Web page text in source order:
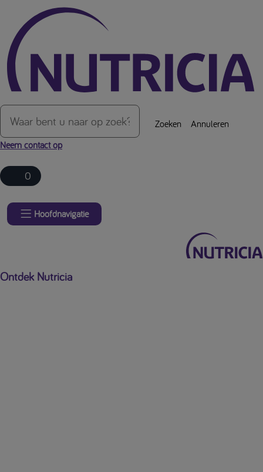
Over de inhoud van de pagina
Zoeken
Annuleren
Neem contact op
0
Hoofdnavigatie
Ontdek Nutricia